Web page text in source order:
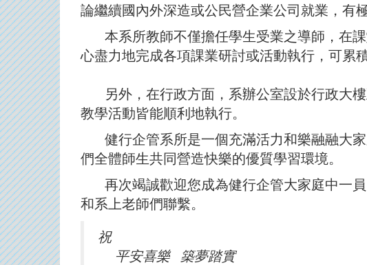
論繼續國內外深造或公民營企業公司就業，有
本系所教師不僅擔任學生受業之導師，在課
心盡力地完成各項課業研討或活動執行，可累
另外，在行政方面，系辦公室設於行政大樓
教學活動皆能順利地執行。
健行企管系所是一個充滿活力和樂融融大家
們全體師生共同營造快樂的優質學習環境。
再次竭誠歡迎您成為健行企管大家庭中一員
和系上老師們聯繫。
祝
平安喜樂 築夢踏實